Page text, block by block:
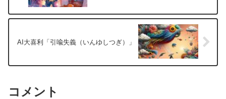
AI大喜利「引喩失義（いんゆしつぎ）」
コメント